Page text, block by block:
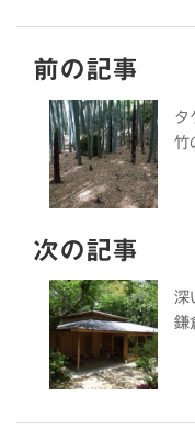
前の記事
タ
竹
次の記事
深
鎌